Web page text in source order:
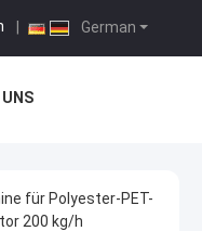
German
für Polyester-PET-
200 kg/h